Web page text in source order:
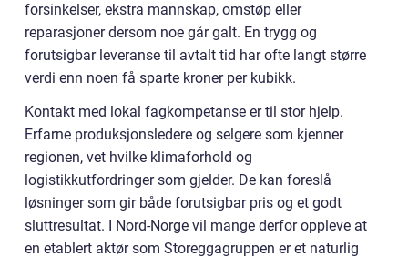
forsinkelser, ekstra mannskap, omstøp eller
reparasjoner dersom noe går galt. En trygg og
forutsigbar leveranse til avtalt tid har ofte langt større
verdi enn noen få sparte kroner per kubikk.
Kontakt med lokal fagkompetanse er til stor hjelp.
Erfarne produksjonsledere og selgere som kjenner
regionen, vet hvilke klimaforhold og
logistikkutfordringer som gjelder. De kan foreslå
løsninger som gir både forutsigbar pris og et godt
sluttresultat. I Nord-Norge vil mange derfor oppleve at
en etablert aktør som Storeggagruppen er et naturlig